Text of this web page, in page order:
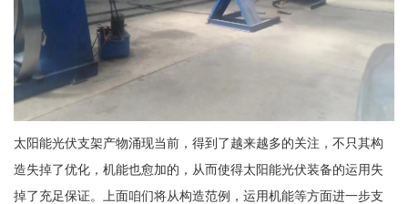
太阳能光伏支架产物涌现当前，得到了越来越多的关注，不只其构
造失掉了优化，机能也愈加的，从而使得太阳能光伏装备的运用失
掉了充足保证。上面咱们将从构造范例，运用机能等方面进一步支